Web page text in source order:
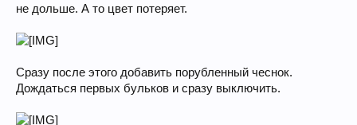
не дольше. А то цвет потеряет.
Сразу после этого добавить порубленный чеснок.
Дождаться первых бульков и сразу выключить.